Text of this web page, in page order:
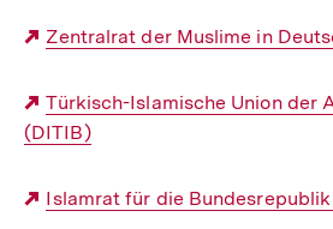
Externer
Zentralrat der Muslime in
Externer
Link:
Türkisch-Islamische Union der
(DITIB)
Externer
Islamrat für die